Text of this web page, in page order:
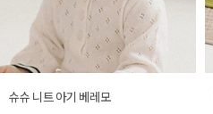
슈슈 니트 아기 베레모